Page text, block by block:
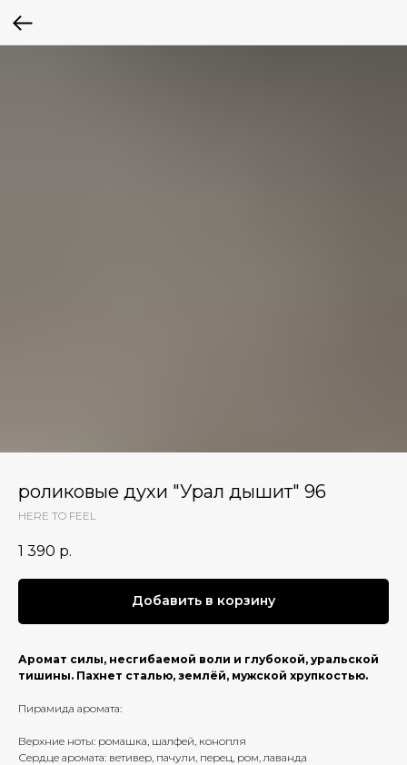
роликовые духи "Урал дышит" 96
HERE TO FEEL
1 390 р.
Добавить в корзину
Аромат силы, несгибаемой воли и глубокой, уральской
тишины. Пахнет сталью, землёй, мужской хрупкостью.
Пирамида аромата:
Верхние ноты: ромашка, шалфей, конопля
Сердце аромата: ветивер, пачули, перец, ром, лаванда